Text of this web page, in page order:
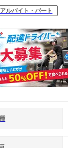
アルバイト・パート